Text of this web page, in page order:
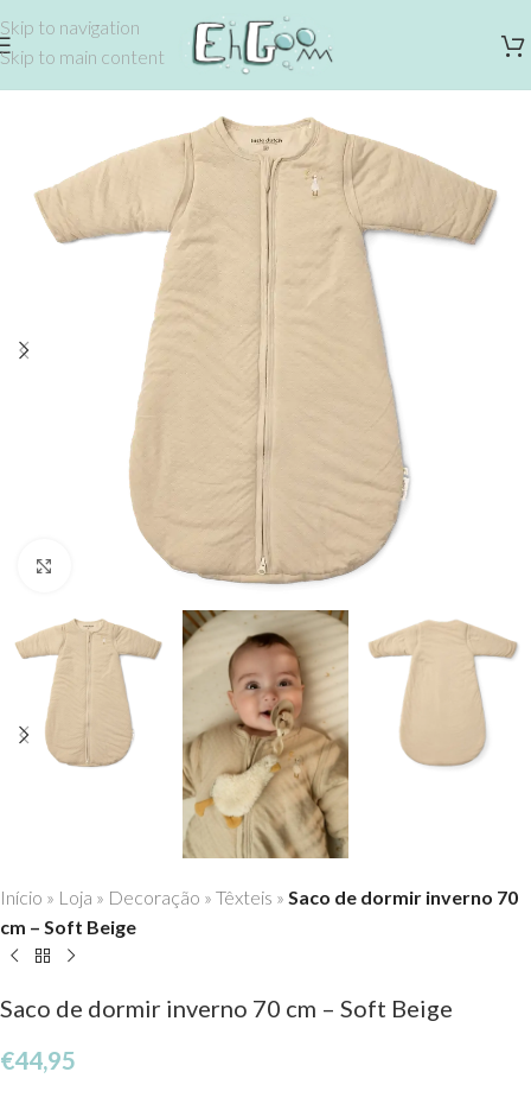
Skip to navigation
Skip to main content
Click to enlarge
Início » Loja » Decoração » Têxteis » Saco de dormir inverno 70
cm – Soft Beige
Saco de dormir inverno 70 cm – Soft Beige
€44,95